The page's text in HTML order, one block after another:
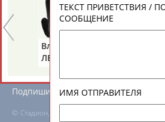
Вопросы сотрудничества и совместной
© Стадион, 1998-2026
Подпишись
Владимир
ЛЕВАНДО
ТЕКСТ ПРИВЕТСТВИЯ /
СООБЩЕНИЕ
ИМЯ ОТПРАВИТЕЛЯ